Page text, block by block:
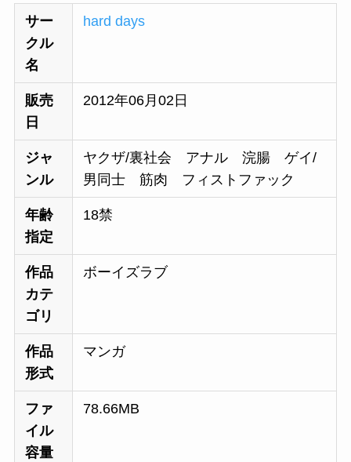
サー
クル
名
hard days
販売
日
2012年06月02日
ジャ
ンル
ヤクザ/裏社会 アナル 浣腸 ゲイ/
男同士 筋肉 フィストファック
年齢
指定
18禁
作品
カテ
ゴリ
ボーイズラブ
作品
形式
マンガ
ファ
イル
容量
78.66MB